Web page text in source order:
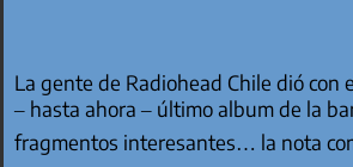
La gente de Radiohead Chile dió
– hasta ahora – último album de la
fragmentos interesantes… la nota